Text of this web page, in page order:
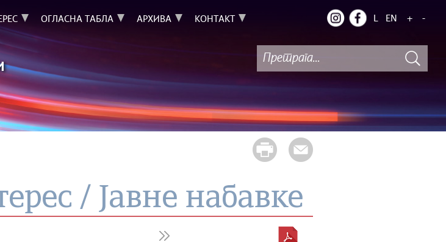
ОГЛАСНА ТАБЛА АРХИВА КОНТАКТ L EN + -
/ Јавне набавке